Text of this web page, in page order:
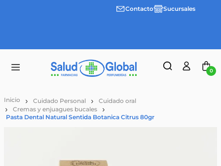
Envíos
Contacto Sucursales
0
Cuidado Personal
Cuidado oral
Cremas y enjuagues bucales
Pasta Dental Natural Sentida Botanica Citrus 80gr